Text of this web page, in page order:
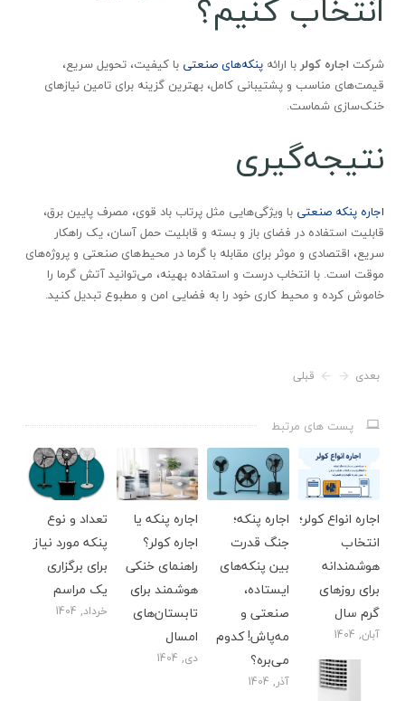
شرکت اجاره کولربا ارائه پنکه‌های صنعتی با کیفیت، تحویل سریع،
قیمت‌های مناسب و پشتیبانی کامل، بهترین گزینه برای تامین نیازهای
خنک‌سازی شماست.
نتیجه‌گیری
اجاره پنکه صنعتی با ویژگی‌هایی مثل پرتاب باد قوی، مصرف پایین برق،
قابلیت استفاده در فضای باز و بسته و قابلیت حمل آسان، یک راهکار
سریع، اقتصادی و موثر برای مقابله با گرما در محیط‌های صنعتی و پروژه‌های
موقت است. با انتخاب درست و استفاده بهینه، می‌توانید آتش گرما را
خاموش کرده و محیط کاری خود را به فضایی امن و مطبوع تبدیل کنید.
قبلی بعدی
پست های مرتبط
تعداد و نوع
پنکه مورد نیاز
برای برگزاری
یک مراسم
خرداد, 1404
اجاره پنکه یا
اجاره کولر؟
راهنمای خنکی
هوشمند برای
تابستان‌های
امسال
دی, 1404
اجاره پنکه؛
جنگ قدرت
بین پنکه‌های
ایستاده،
صنعتی و
مه‌پاش! کدوم
می‌بره؟
آذر, 1404
اجاره انواع کولر؛
انتخاب
هوشمندانه
برای روزهای
گرم سال
آبان, 1404